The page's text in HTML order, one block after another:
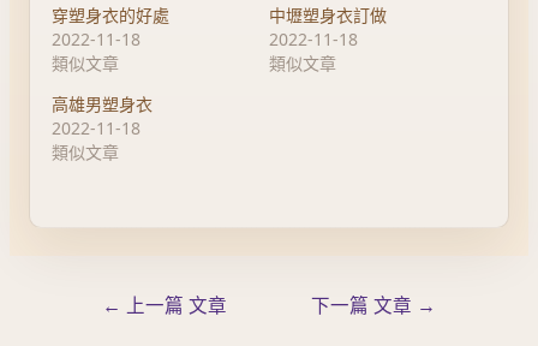
穿塑身衣的好處
2022-11-18
類似文章
中壢塑身衣訂做
2022-11-18
類似文章
高雄男塑身衣
2022-11-18
類似文章
← 上一篇 文章 下一篇 文章 →